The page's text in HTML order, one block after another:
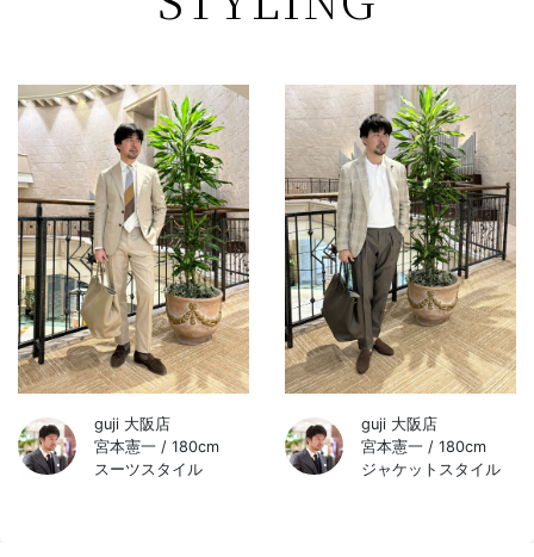
guji 大阪店
宮本憲一 / 180cm
スーツスタイル
guji 大阪店
宮本憲一 / 180cm
ジャケットスタイル